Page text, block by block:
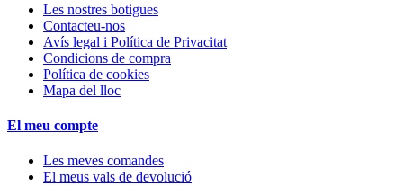
Les nostres botigues
Contacteu-nos
Avís legal i Política de Privacitat
Condicions de compra
Política de cookies
Mapa del lloc
El meu compte
Les meves comandes
El meus vals de devolució